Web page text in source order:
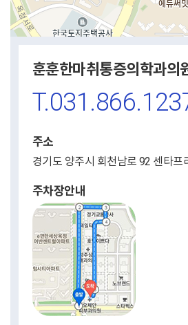
훈훈한마취통증의학과의
주소
경기도 양주시 회천남로 92 센타프
주차장안내